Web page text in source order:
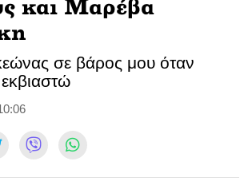
και Μαρέβα
σε βάρος μου όταν